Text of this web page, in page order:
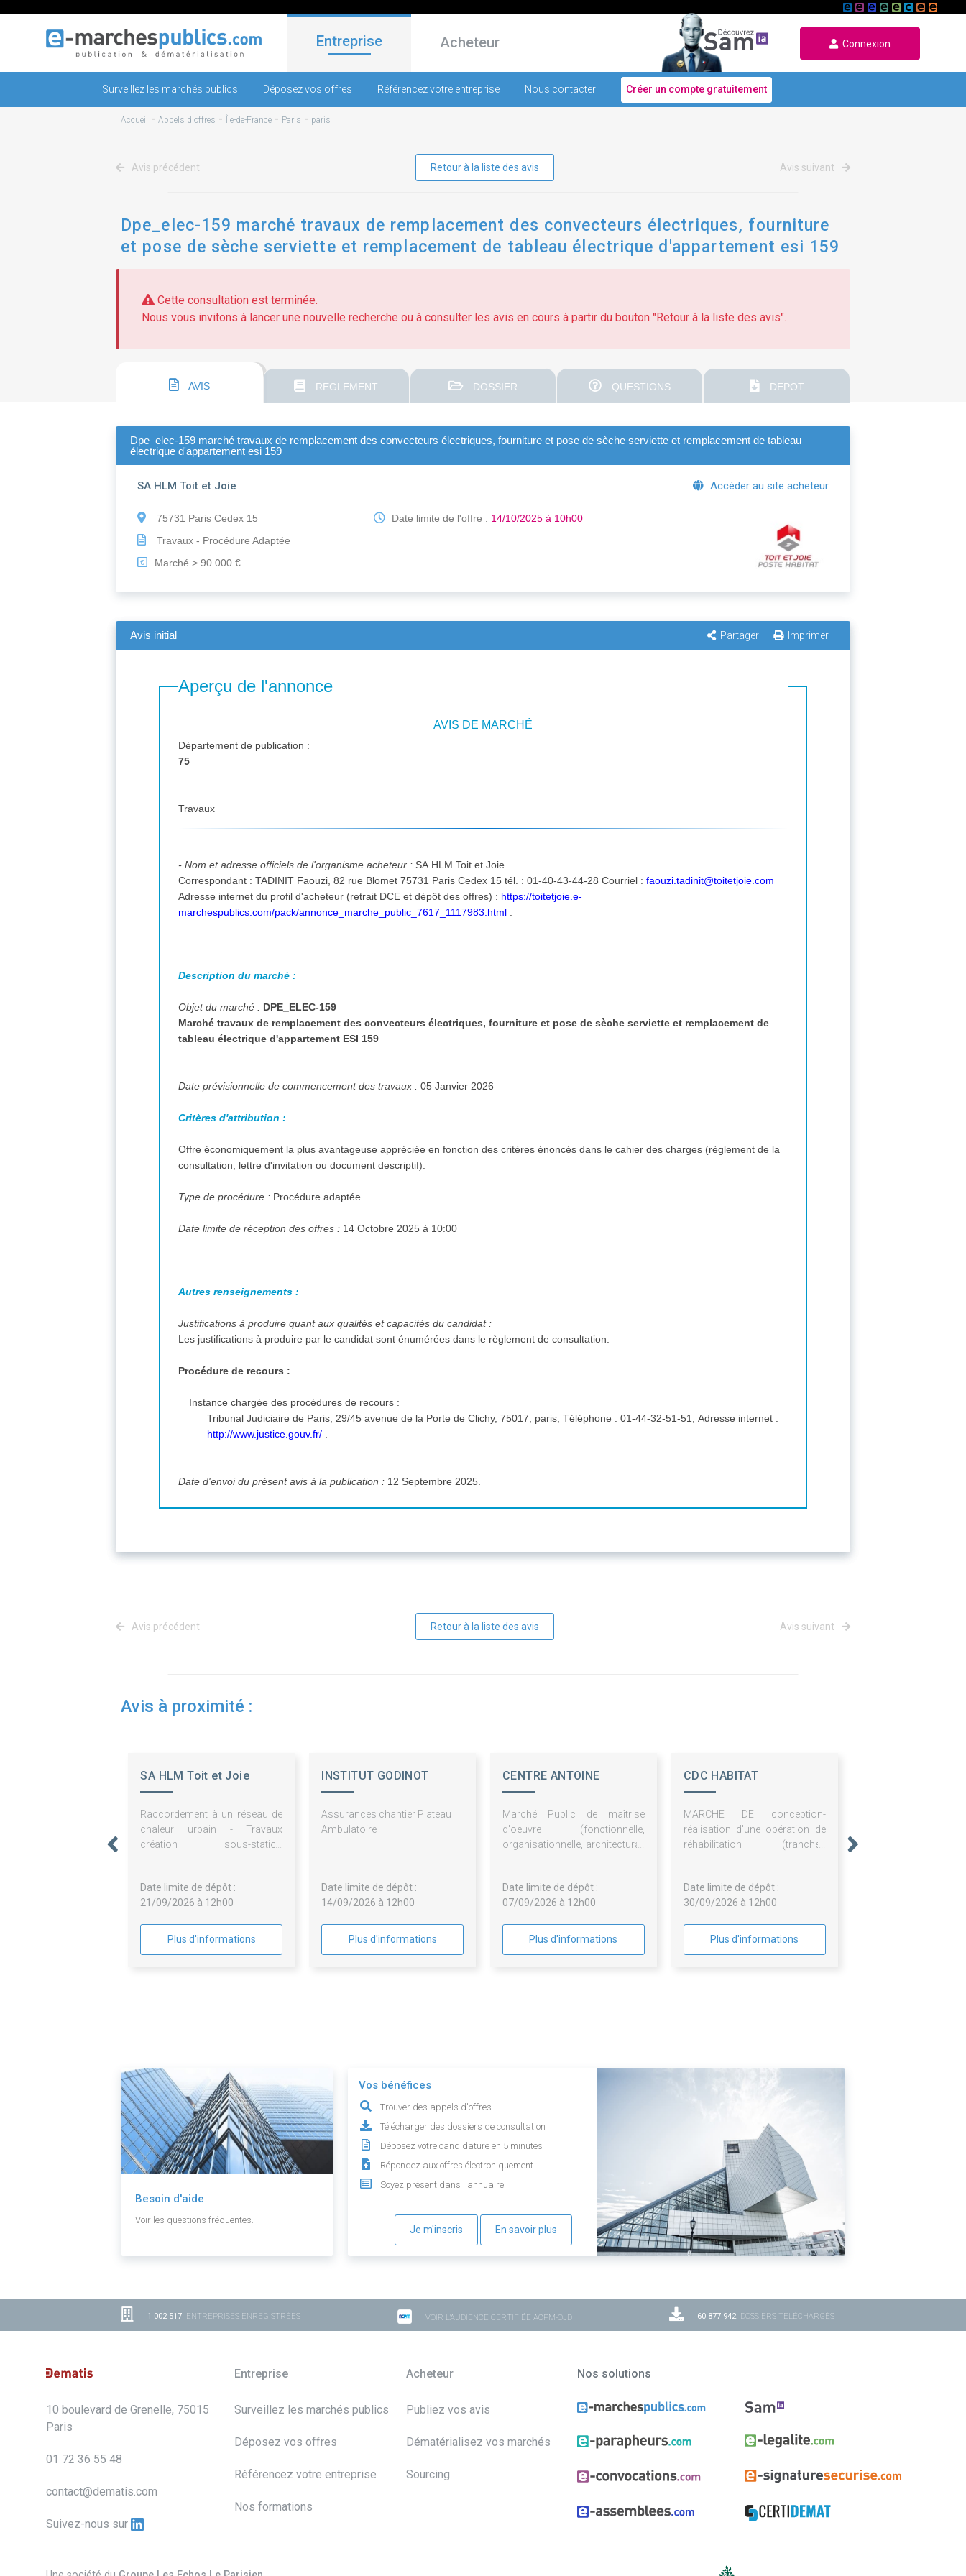
Entreprise Acheteur Connexion
Surveillez les marchés publics Déposez vos offres Référencez votre entreprise Nous contacter Créer un compte gratuitement
Accueil - Appels d'offres - Île-de-France - Paris - paris
Avis précédent Retour à la liste des avis Avis suivant
Dpe_elec-159 marché travaux de remplacement des convecteurs électriques, fourniture
et pose de sèche serviette et remplacement de tableau électrique d'appartement esi 159
Cette consultation est terminée.
Nous vous invitons à lancer une nouvelle recherche ou à consulter les avis en cours à partir du bouton "Retour à la liste des avis".
AVIS REGLEMENT DOSSIER QUESTIONS DEPOT
Dpe_elec-159 marché travaux de remplacement des convecteurs électriques, fourniture et pose de sèche serviette et remplacement de tableau
électrique d'appartement esi 159
SA HLM Toit et Joie Accéder au site acheteur
75731 Paris Cedex 15
Travaux - Procédure Adaptée
€ Marché > 90 000 €
Date limite de l'offre : 14/10/2025 à 10h00
Avis initial Partager Imprimer
Aperçu de l'annonce
AVIS DE MARCHÉ
Département de publication :
75
Travaux
- Nom et adresse officiels de l'organisme acheteur : SA HLM Toit et Joie.
Correspondant : TADINIT Faouzi, 82 rue Blomet 75731 Paris Cedex 15 tél. : 01-40-43-44-28 Courriel :faouzi.tadinit@toitetjoie.com
Adresse internet du profil d'acheteur (retrait DCE et dépôt des offres) : https://toitetjoie.e-
marchespublics.com/pack/annonce_marche_public_7617_1117983.html
Description du marché :
Objet du marché : DPE_ELEC-159
Marché travaux de remplacement des convecteurs électriques, fourniture et pose de sèche serviette et remplacement de
tableau électrique d'appartement ESI 159
Date prévisionnelle de commencement des travaux : 05 Janvier 2026
Critères d'attribution :
Offre économiquement la plus avantageuse appréciée en fonction des critères énoncés dans le cahier des charges (règlement de la
consultation, lettre d'invitation ou document descriptif).
Type de procédure : Procédure adaptée
Date limite de réception des offres : 14 Octobre 2025 à 10:00
Autres renseignements :
Justifications à produire quant aux qualités et capacités du candidat :
Les justifications à produire par le candidat sont énumérées dans le règlement de consultation.
Procédure de recours :
Instance chargée des procédures de recours :
Tribunal Judiciaire de Paris, 29/45 avenue de la Porte de Clichy, 75017, paris, Téléphone : 01-44-32-51-51, Adresse internet :
http://www.justice.gouv.fr/
Date d'envoi du présent avis à la publication : 12 Septembre 2025.
Avis précédent Retour à la liste des avis Avis suivant
Avis à proximité :
SA HLM Toit et Joie
Raccordement à un réseau de
chaleur urbain - Travaux
création sous-station
Date limite de dépôt :
21/09/2026 à 12h00
Plus d'informations
INSTITUT GODINOT
Assurances chantier Plateau
Ambulatoire
Date limite de dépôt :
14/09/2026 à 12h00
Plus d'informations
CENTRE ANTOINE
LACASSAGNE
Marché Public de maîtrise
d'oeuvre (fonctionnelle,
organisationnelle, architectural,
cuisines
Date limite de dépôt :
07/09/2026 à 12h00
Plus d'informations
CDC HABITAT
MARCHE DE conception-
réalisation d'une opération de
réhabilitation (tranches
résidence LABORDE et de
surélévation de 3 logements
résidence METROPOLITAIN à
Date limite de dépôt :
30/09/2026 à 12h00
Plus d'informations
Besoin d'aide
Voir les questions fréquentes.
Vos bénéfices
Trouver des appels d'offres
Télécharger des dossiers de consultation
Déposez votre candidature en 5 minutes
Répondez aux offres électroniquement
Soyez présent dans l'annuaire
Je m'inscris En savoir plus
1 002 517 ENTREPRISES ENREGISTRÉES VOIR L'AUDIENCE CERTIFIÉE ACPM-OJD 60 877 942DOSSIERS TÉLÉCHARGÉS
10 boulevard de Grenelle, 75015
Paris
01 72 36 55 48
contact@dematis.com
Suivez-nous sur
Entreprise
Surveillez les marchés publics
Déposez vos offres
Référencez votre entreprise
Nos formations
Acheteur
Publiez vos avis
Dématérialisez vos marchés
Sourcing
Nos solutions